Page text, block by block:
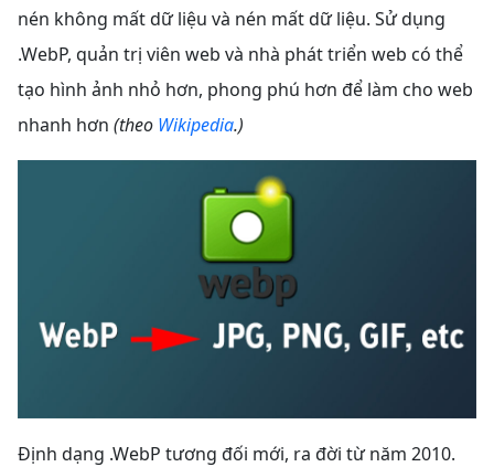
nén không mất dữ liệu và nén mất dữ liệu. Sử dụng
.WebP, quản trị viên web và nhà phát triển web có thể
tạo hình ảnh nhỏ hơn, phong phú hơn để làm cho web
nhanh hơn (theo Wikipedia.)
Định dạng .WebP tương đối mới, ra đời từ năm 2010.